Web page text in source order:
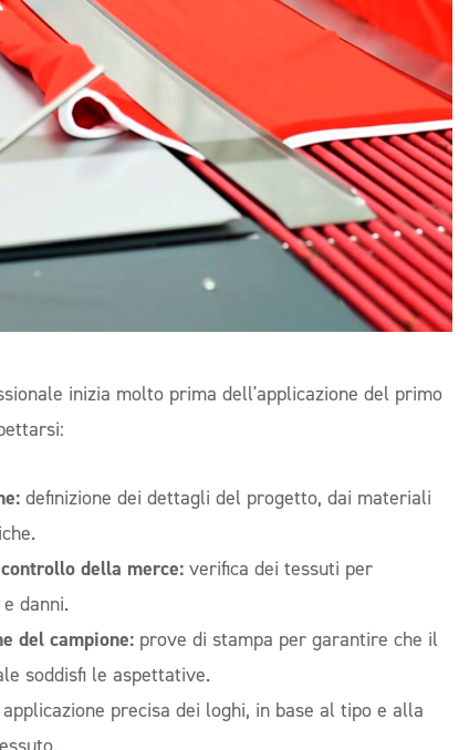
inizia molto prima dell'applicazione del primo
definizione dei dettagli del progetto, dai materiali
della merce: verifica dei tessuti per
danni.
del campione: prove di stampa per garantire che il
soddisfi le aspettative.
applicazione precisa dei loghi, in base al tipo e alla